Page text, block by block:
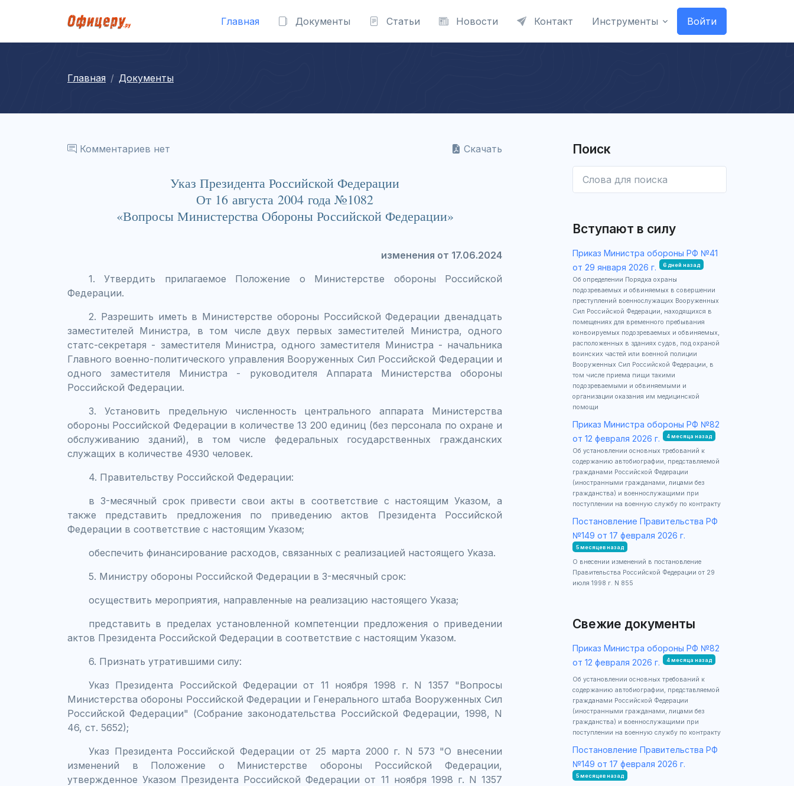
Войти
Главная Документы Статьи Новости Контакт Инструменты
Главная Документы
Комментариев нет Скачать
Указ Президента Российской Федерации
От 16 августа 2004 года №1082
«Вопросы Министерства Обороны Российской Федерации»
изменения от 17.06.2024
1. Утвердить прилагаемое Положение о Министерстве обороны Российской
Федерации.
2. Разрешить иметь в Министерстве обороны Российской Федерации двенадцать
заместителей Министра, в том числе двух первых заместителей Министра, одного
статс-секретаря - заместителя Министра, одного заместителя Министра - начальника
Главного военно-политического управления Вооруженных Сил Российской Федерации и
одного заместителя Министра - руководителя Аппарата Министерства обороны
Российской Федерации.
3. Установить предельную численность центрального аппарата Министерства
обороны Российской Федерации в количестве 13 200 единиц (без персонала по охране и
обслуживанию зданий), в том числе федеральных государственных гражданских
служащих в количестве 4930 человек.
4. Правительству Российской Федерации:
в 3-месячный срок привести свои акты в соответствие с настоящим Указом, а
также представить предложения по приведению актов Президента Российской
Федерации в соответствие с настоящим Указом;
обеспечить финансирование расходов, связанных с реализацией настоящего Указа.
5. Министру обороны Российской Федерации в 3-месячный срок:
осуществить мероприятия, направленные на реализацию настоящего Указа;
представить в пределах установленной компетенции предложения о приведении
актов Президента Российской Федерации в соответствие с настоящим Указом.
6. Признать утратившими силу:
Указ Президента Российской Федерации от 11 ноября 1998 г. N 1357 "Вопросы
Министерства обороны Российской Федерации и Генерального штаба Вооруженных Сил
Российской Федерации" (Собрание законодательства Российской Федерации, 1998, N
46, ст. 5652);
Указ Президента Российской Федерации от 25 марта 2000 г. N 573 "О внесении
изменений в Положение о Министерстве обороны Российской Федерации,
утвержденное Указом Президента Российской Федерации от 11 ноября 1998 г. N 1357
Поиск
Вступают в силу
Приказ Министра обороны РФ №41
от 29 января 2026 г.
6 дней назад
Об определении Порядка охраны
подозреваемых и обвиняемых в совершении
преступлений военнослужащих Вооруженных
Сил Российской Федерации, находящихся в
помещениях для временного пребывания
конвоируемых подозреваемых и обвиняемых,
расположенных в зданиях судов, под охраной
воинских частей или военной полиции
Вооруженных Сил Российской Федерации, в
том числе приема пищи такими
подозреваемыми и обвиняемыми и
организации оказания им медицинской
помощи
Приказ Министра обороны РФ №82
от 12 февраля 2026 г.
4 месяца назад
Об установлении основных требований к
содержанию автобиографии, представляемой
гражданами Российской Федерации
(иностранными гражданами, лицами без
гражданства) и военнослужащими при
поступлении на военную службу по контракту
Постановление Правительства РФ
№149 от 17 февраля 2026 г.
5 месяцев назад
О внесении изменений в постановление
Правительства Российской Федерации от 29
июля 1998 г. N 855
Свежие документы
Приказ Министра обороны РФ №82
от 12 февраля 2026 г.
4 месяца назад
Об установлении основных требований к
содержанию автобиографии, представляемой
гражданами Российской Федерации
(иностранными гражданами, лицами без
гражданства) и военнослужащими при
поступлении на военную службу по контракту
Постановление Правительства РФ
№149 от 17 февраля 2026 г.
5 месяцев назад